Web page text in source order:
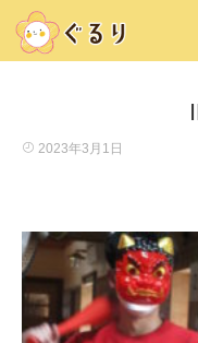
2023年3月1日